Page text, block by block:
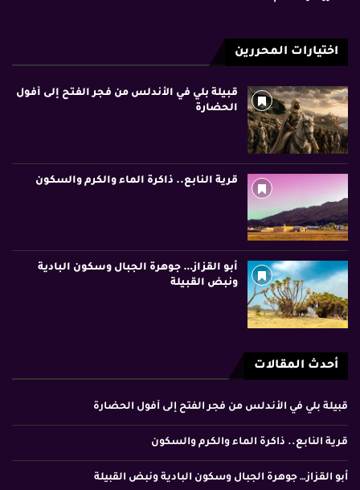
اختيارات المحررين
قبيلة بلي في الأندلس من فجر الفتح إلى أفول
الحضارة
قرية النابع.. ذاكرة الماء والكرم والسكون
أبو القزاز… جوهرة الجبال وسكون البادية
ونبض القبيلة
أحدث المقالات
قبيلة بلي في الأندلس من فجر الفتح إلى أفول الحضارة
قرية النابع.. ذاكرة الماء والكرم والسكون
أبو القزاز… جوهرة الجبال وسكون البادية ونبض القبيلة